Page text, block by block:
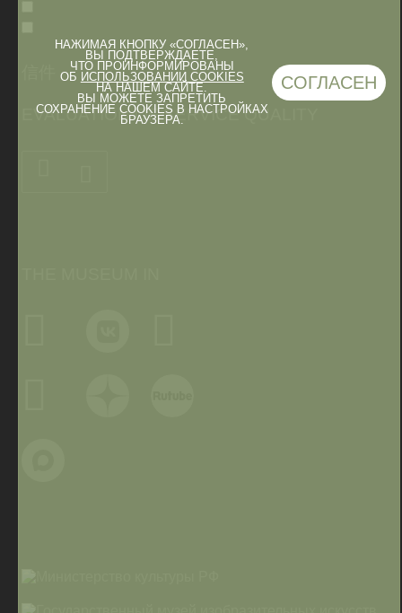
НАЖИМАЯ КНОПКУ «СОГЛАСЕН»,
ВЫ ПОДТВЕРЖДАЕТЕ,
ЧТО ПРОИНФОРМИРОВАНЫ
ОБ ИСПОЛЬЗОВАНИИ COOKIES
НА НАШЕМ САЙТЕ.
ВЫ МОЖЕТЕ ЗАПРЕТИТЬ
СОХРАНЕНИЕ COOKIES В НАСТРОЙКАХ
БРАУЗЕРА.
СОГЛАСЕН
EVALUATION OF SERVICE QUALITY